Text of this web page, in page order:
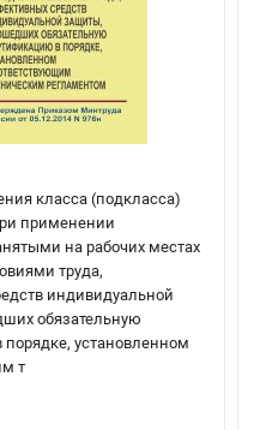
класса (подкласса)
применении
на рабочих местах
труда,
индивидуальной
обязательную
установленном
т